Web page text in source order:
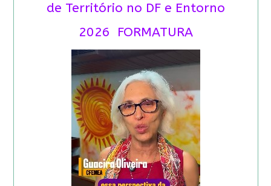
de Território no DF e Entorno
2026 FORMATURA